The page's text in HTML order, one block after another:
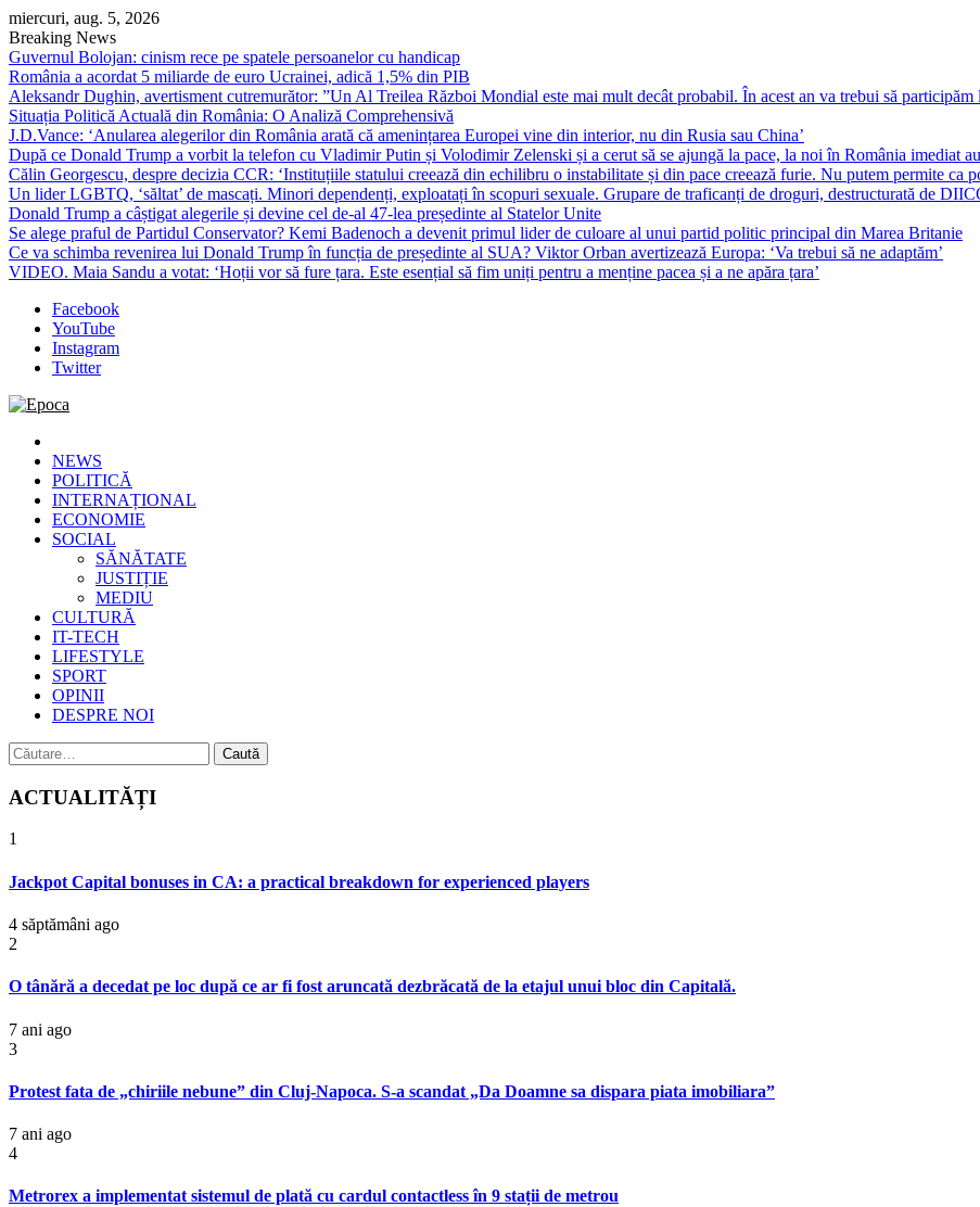
Skip
to
content
miercuri, aug. 5, 2026
Breaking News
Guvernul Bolojan: cinism rece pe spatele persoanelor cu handicap
România a acordat 5 miliarde de euro Ucrainei, adică 1,5% din PIB
Aleksandr Dughin, avertisment cutremurător: ”Un Al Treilea Război Mondial este mai mult decât probabil. În acest an va trebui să
Situația Politică Actuală din România: O Analiză Comprehensivă
J.D.Vance: ‘Anularea alegerilor din România arată că amenințarea Europei vine din interior, nu din Rusia sau China’
După ce Donald Trump a vorbit la telefon cu Vladimir Putin și Volodimir Zelenski și a cerut să se ajungă la pace, la noi în România imediat
Călin Georgescu, despre decizia CCR: ‘Instituțiile statului creează din echilibru o instabilitate și din pace creează furie. Nu putem permite ca
Un lider LGBTQ, ‘săltat’ de mascați. Minori dependenți, exploatați în scopuri sexuale. Grupare de traficanți de droguri, destructurată de
Donald Trump a câștigat alegerile și devine cel de-al 47-lea președinte al Statelor Unite
Se alege praful de Partidul Conservator? Kemi Badenoch a devenit primul lider de culoare al unui partid politic principal din Marea Britanie
Ce va schimba revenirea lui Donald Trump în funcția de președinte al SUA? Viktor Orban avertizează Europa: ‘Va trebui să ne adaptăm’
VIDEO. Maia Sandu a votat: ‘Hoții vor să fure țara. Este esențial să fim uniți pentru a menține pacea și a ne apăra țara’
Facebook
YouTube
Instagram
Twitter
Epoca
Cele mai noi știri online din România
NEWS
POLITICĂ
INTERNAȚIONAL
ECONOMIE
SOCIAL
SĂNĂTATE
JUSTIȚIE
MEDIU
CULTURĂ
IT-TECH
LIFESTYLE
SPORT
OPINII
DESPRE NOI
Caută
după:
ACTUALITĂȚI
1
Jackpot Capital bonuses in CA: a practical breakdown for experienced players
4 săptămâni ago
2
O tânără a decedat pe loc după ce ar fi fost aruncată dezbrăcată de la etajul unui bloc din Capitală.
7 ani ago
3
Protest fata de „chiriile nebune” din Cluj-Napoca. S-a scandat „Da Doamne sa dispara piata imobiliara”
7 ani ago
4
Metrorex a implementat sistemul de plată cu cardul contactless în 9 stații de metrou